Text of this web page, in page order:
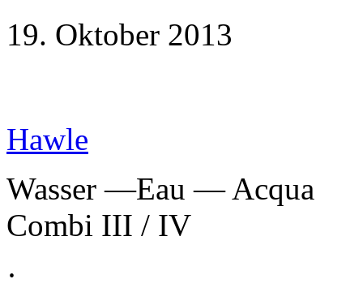
19. Oktober 2013
Hawle
Wasser —Eau — Acqua
Combi III / IV
·